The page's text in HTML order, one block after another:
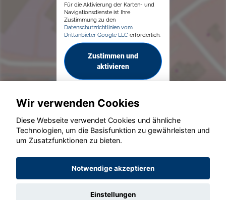
Für die Aktivierung der Karten- und
Navigationsdienste ist Ihre
Zustimmung zu den
Datenschutzrichtlinien vom
Drittanbieter Google LLC erforderlich.
Zustimmen und
aktivieren
© konjunkturmotor.de GmbH 2020 - 2026
Wir verwenden Cookies
Diese Webseite verwendet Cookies und ähnliche
Technologien, um die Basisfunktion zu gewährleisten und
um Zusatzfunktionen zu bieten.
Notwendige akzeptieren
Einstellungen